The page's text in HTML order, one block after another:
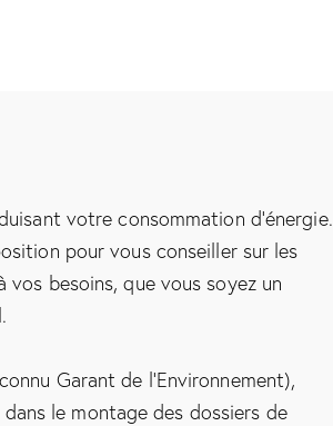
votre consommation d’énergie.
pour vous conseiller sur les
besoins, que vous soyez un
Garant de l’Environnement),
le montage des dossiers de